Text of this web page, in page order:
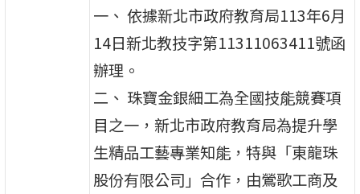
一、 依據新北市政府教育局113年6月
14日新北教技字第11311063411號函
辦理。
二、 珠寶金銀細工為全國技能競賽項
目之一，新北市政府教育局為提升學
生精品工藝專業知能，特與「東龍珠
股份有限公司」合作，由鶯歌工商及